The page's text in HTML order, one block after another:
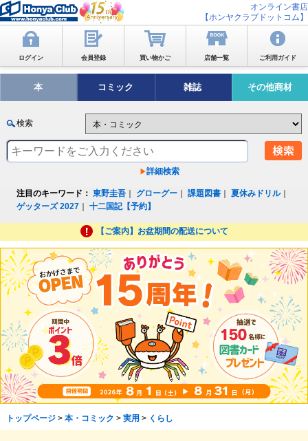
オンライン書店
【ホンヤクラブドットコム】
ログイン 会員登録 買い物かご 店舗一覧 ご利用ガイド
本 コミック 雑誌 その他商材
検索
詳細検索
注目のキーワード： 東野圭吾 グローグー ｜課題図書 ｜夏休みドリル｜
ゲッターズ 2027 ｜十二国記【予約】
【ご案内】お盆期間の配送について
トップページ> 本・コミック > 実用 > くらし